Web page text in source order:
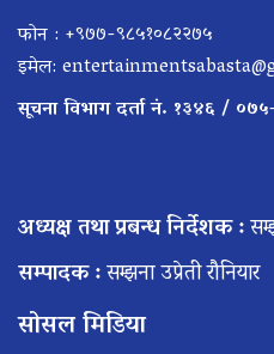
फोन : +९७७-९८५१०८२२७५
इमेल:
सूचना विभाग दर्ता नं. १३४६ /
अध्यक्ष तथा प्रबन्ध निर्देशक :
सम्पादक :सम्झना उप्रेती रौनियार
सोसल मिडिया